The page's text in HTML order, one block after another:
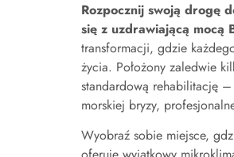
Rozpocznij swoją drogę
się z uzdrawiającą mocą
transformacji, gdzie
życia. Położony zaledwie
standardową rehabilitację
morskiej bryzy,
Wyobraź sobie miejsce,